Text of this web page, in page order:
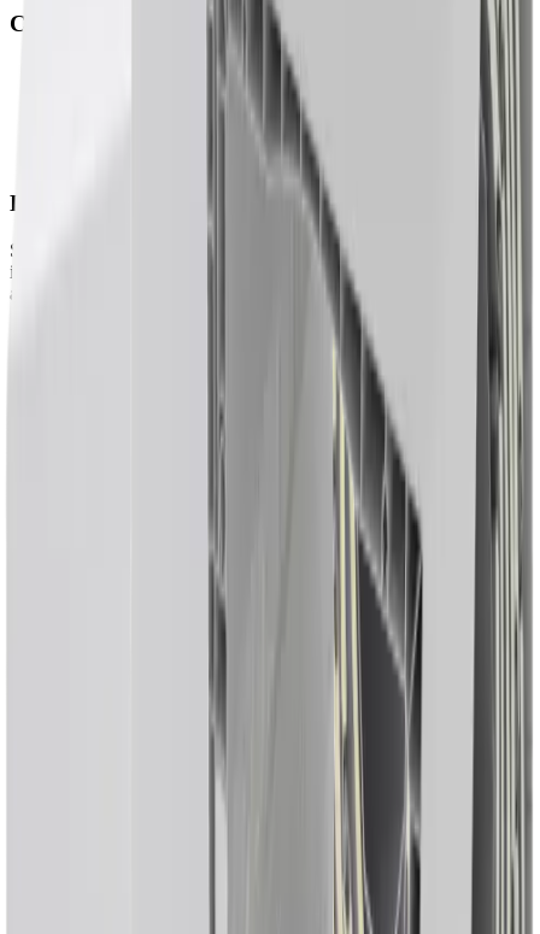
Características
• Sistema de cierre por clips para un fácil acceso interior
• Doble tabique en versión PVC con las mismas capacidades
estéticas y funcionales que el modelo en aluminio
• Permite configuraciones mixtas (aluminio y PVC)
Diseño
Su diseño se caracteriza por una estética ligera y contemporánea,
ideal para proyectos que buscan una imagen moderna sin renunciar
a la funcionalidad.
Es compatible con carpinterías de aluminio y PVC, y está disponible
en acabados que aseguran una uniformidad visual entre el cajón, la
persiana y la carpintería, logrando una apariencia continua y
Cuenta con accesorios de alta calidad que complementan el sistema,
asegurando durabilidad, facilidad de instalación y excelente
comportamiento a lo largo del tiempo.
Persianas enrollables y cajones en
Descubre más opciones de
persianas enrollables y cajones en
Cajones de PVC Eurodecor
Los cajones de PVC Eurodecor son la solución ideal para proyectos
de rehabilitación o reforma que buscan mejorar la eficiencia